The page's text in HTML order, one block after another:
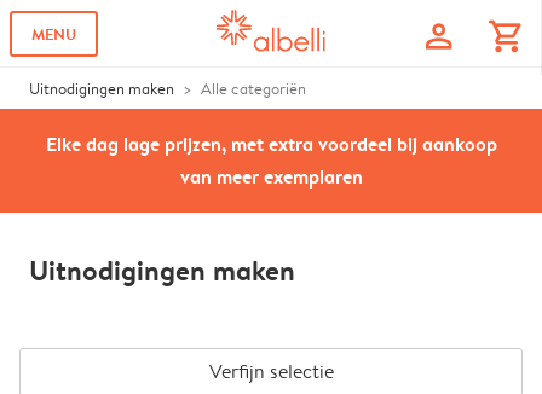
MENU profile shopping_cart
Uitnodigingen maken Alle categoriën
Elke dag lage prijzen, met extra voordeel bij aankoop
van meer exemplaren
Uitnodigingen maken
Verfijn selectie